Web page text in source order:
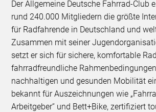
Der Allgemeine Deutsche Fahrrad-Club
rund 240.000 Mitgliedern die größte
für Radfahrende in Deutschland und
Zusammen mit seiner
setzt er sich für sichere, komfortable
fahrradfreundliche
nachhaltigen und gesunden Mobilität
bekannt für Auszeichnungen wie
Arbeitgeber“ und Bett+Bike, zertifiziert